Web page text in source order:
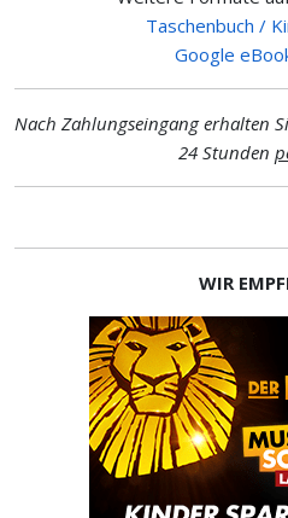
Taschenbuch /
Google
Nach Zahlungseingang erhalten
24 Stunden
WIR